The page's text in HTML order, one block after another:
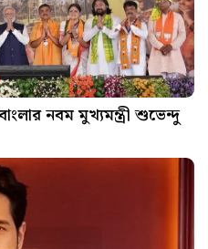
নবম মুখ্যমন্ত্রী শুভেন্দু